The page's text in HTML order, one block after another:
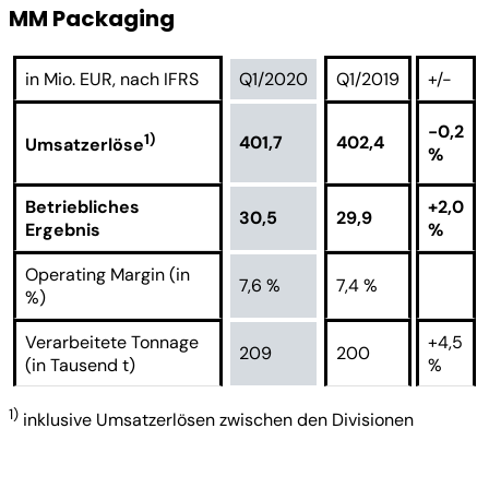
MM Packaging
in Mio. EUR, nach IFRS Q1/2020 Q1/2019 +/-
Umsatzerlöse1) 401,7 402,4
-0,2
%
Betriebliches
Ergebnis
30,5 29,9
+2,0
%
Operating Margin (in
%)
7,6 % 7,4 %
Verarbeitete Tonnage
(in Tausend t)
209 200
+4,5
%
1) inklusive Umsatzerlösen zwischen den Divisionen